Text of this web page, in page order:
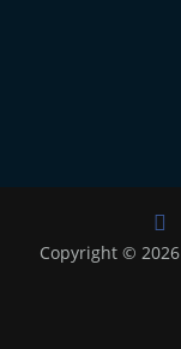
Copyright © 2026